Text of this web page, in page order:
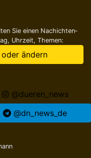
Sie einen Nachichten­
Uhrzeit, Themen:
ändern
@dueren_news
@dn_news_de